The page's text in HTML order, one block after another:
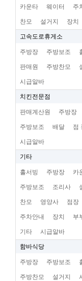
카운타 웨이터 주
찬모 설거지 장치
고속도로휴게소
주방장 주방보조
판매원 주방찬모
시급알바
치킨전문점
판매계산원 주방장
주방보조 배달 점
시급알바
기타
홀서빙 주방장 카
주방보조 조리사
찬모 영양사 점장
주차안내 장치 부
기타 시급알바
함바식당
주방장 주방보조
주방찬모 설거지